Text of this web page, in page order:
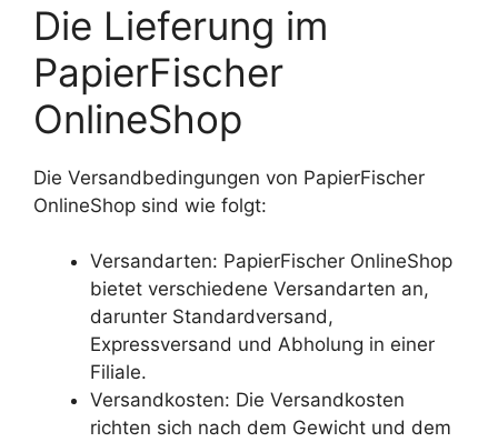
Die Lieferung im
PapierFischer
OnlineShop
Die Versandbedingungen von PapierFischer
OnlineShop sind wie folgt:
Versandarten: PapierFischer OnlineShop
bietet verschiedene Versandarten an,
darunter Standardversand,
Expressversand und Abholung in einer
Filiale.
Versandkosten: Die Versandkosten
richten sich nach dem Gewicht und dem